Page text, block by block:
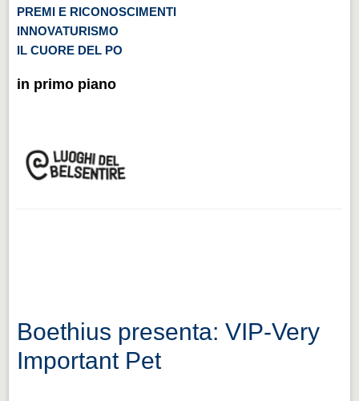
PREMI E RICONOSCIMENTI
INNOVATURISMO
IL CUORE DEL PO
in primo piano
Boethius presenta: VIP-Very
Important Pet